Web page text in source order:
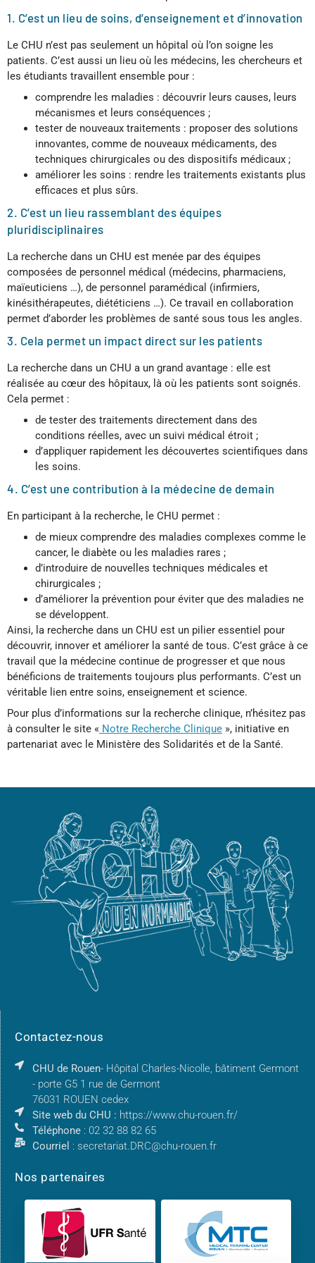
1. C’est un lieu de soins, d’enseignement et d’innovation
Le CHU n’est pas seulement un hôpital où l’on soigne les
patients. C’est aussi un lieu où les médecins, les chercheurs et
les étudiants travaillent ensemble pour :
comprendre les maladies : découvrir leurs causes, leurs
mécanismes et leurs conséquences ;
tester de nouveaux traitements : proposer des solutions
innovantes, comme de nouveaux médicaments, des
techniques chirurgicales ou des dispositifs médicaux ;
améliorer les soins : rendre les traitements existants plus
efficaces et plus sûrs.
2. C’est un lieu rassemblant des équipes
pluridisciplinaires
La recherche dans un CHU est menée par des équipes
composées de personnel médical (médecins, pharmaciens,
maïeuticiens …), de personnel paramédical (infirmiers,
kinésithérapeutes, diététiciens …). Ce travail en collaboration
permet d’aborder les problèmes de santé sous tous les angles.
3. Cela permet un impact direct sur les patients
La recherche dans un CHU a un grand avantage : elle est
réalisée au cœur des hôpitaux, là où les patients sont soignés.
Cela permet :
de tester des traitements directement dans des
conditions réelles, avec un suivi médical étroit ;
d’appliquer rapidement les découvertes scientifiques dans
les soins.
4. C’est une contribution à la médecine de demain
En participant à la recherche, le CHU permet :
de mieux comprendre des maladies complexes comme le
cancer, le diabète ou les maladies rares ;
d’introduire de nouvelles techniques médicales et
chirurgicales ;
d’améliorer la prévention pour éviter que des maladies ne
se développent.
Ainsi, la recherche dans un CHU est un pilier essentiel pour
découvrir, innover et améliorer la santé de tous. C’est grâce à ce
travail que la médecine continue de progresser et que nous
bénéficions de traitements toujours plus performants. C’est un
véritable lien entre soins, enseignement et science.
Pour plus d’informations sur la recherche clinique, n’hésitez pas
à consulter le site « Notre Recherche Clinique », initiative en
partenariat avec le Ministère des Solidarités et de la Santé.
Contactez-nous
CHU de Rouen- Hôpital Charles-Nicolle, bâtiment Germont
- porte G5 1 rue de Germont
76031 ROUEN cedex
Site web du CHU : https://www.chu-rouen.fr/
Téléphone : 02 32 88 82 65
Courriel : secretariat.DRC@chu-rouen.fr
Nos partenaires